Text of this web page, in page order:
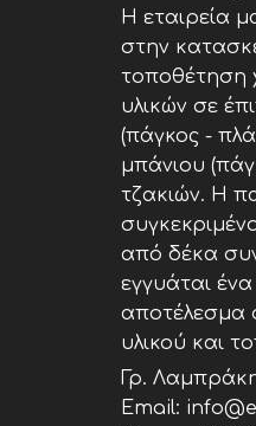
Η εταιρεία
στην
τοποθέτηση
υλικών σε
(πάγκος -
μπάνιου
τζακιών. Η
από δέκα
εγγυάται
αποτέλεσμα
υλικού και
Γρ.
Email: